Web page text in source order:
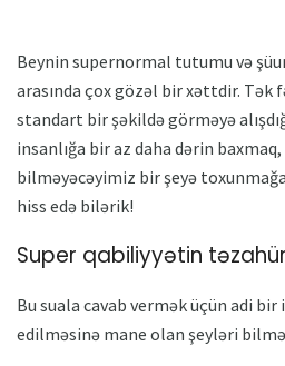
Beynin supernormal tutumu və
arasında çox gözəl bir xəttdir. Tək
standart bir şəkildə görməyə
insanlığa bir az daha dərin
bilməyəcəyimiz bir şeyə
hiss edə bilərik!
Super qabiliyyətin
Bu suala cavab vermək üçün adi
edilməsinə mane olan şeyləri